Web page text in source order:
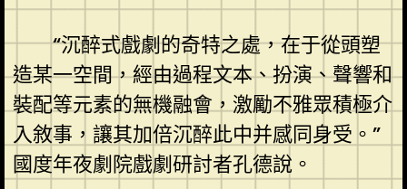
“沉醉式戲劇的奇特之處，在于從頭塑
造某一空間，經由過程文本、扮演、聲響和
裝配等元素的無機融會，激勵不雅眾積極介
入敘事，讓其加倍沉醉此中并感同身受。”
國度年夜劇院戲劇研討者孔德說。